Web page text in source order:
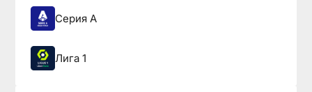
Серия А
Лига 1